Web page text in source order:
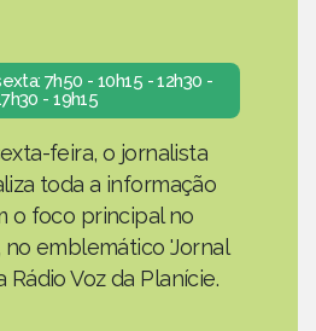
7h50 - 10h15 - 12h30 -
- 19h15
feira, o jornalista
toda a informação
o foco principal no
emblemático 'Jornal
Voz da Planície.